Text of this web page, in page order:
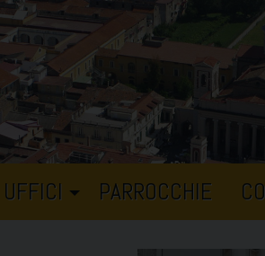
UFFICI PARROCCHIE